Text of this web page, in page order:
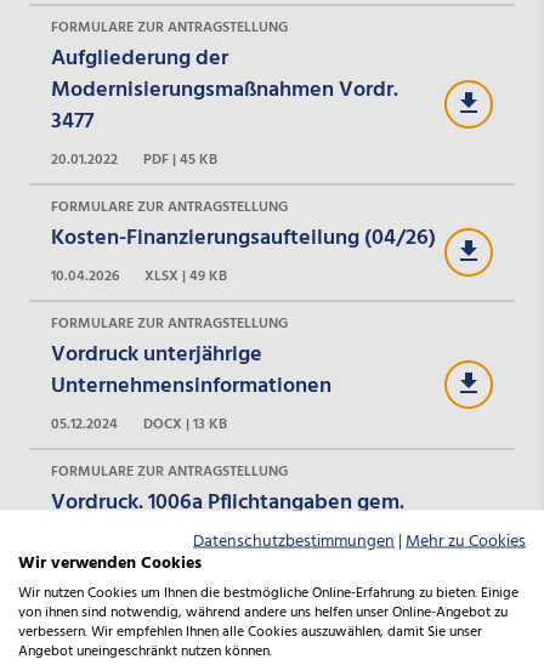
FORMULARE ZUR ANTRAGSTELLUNG
Aufgliederung der
Modernisierungsmaßnahmen Vordr.
3477
20.01.2022
PDF | 45 KB
FORMULARE ZUR ANTRAGSTELLUNG
Kosten-Finanzierungsaufteilung (04/26)
10.04.2026
XLSX | 49 KB
FORMULARE ZUR ANTRAGSTELLUNG
Vordruck unterjährige
Unternehmensinformationen
05.12.2024
DOCX | 13 KB
FORMULARE ZUR ANTRAGSTELLUNG
Vordruck. 1006a Pflichtangaben gem.
Geldwäschegesetz/Abgabenordnung -
juristische Personen
20.05.2025
PDF | 248 KB
FORMULARE ZUR ANTRAGSTELLUNG
Datenschutzbestimmungen|Mehr zu Cookies
Wir verwenden Cookies
Wir nutzen Cookies um Ihnen die bestmögliche Online-Erfahrung zu bieten. Einige
von ihnen sind notwendig, während andere uns helfen unser Online-Angebot zu
verbessern. Wir empfehlen Ihnen alle Cookies auszuwählen, damit Sie unser
Angebot uneingeschränkt nutzen können.